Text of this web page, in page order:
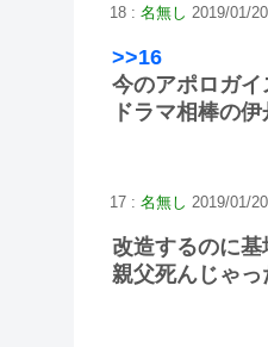
18 : 名無し 2019/01/
>>16
今のアポロガイ
ドラマ相棒の
17 : 名無し 2019/01/
改造するのに
親父死んじゃ